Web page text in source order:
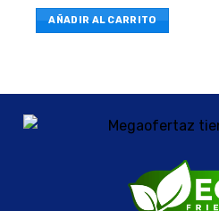
AÑADIR AL CARRITO